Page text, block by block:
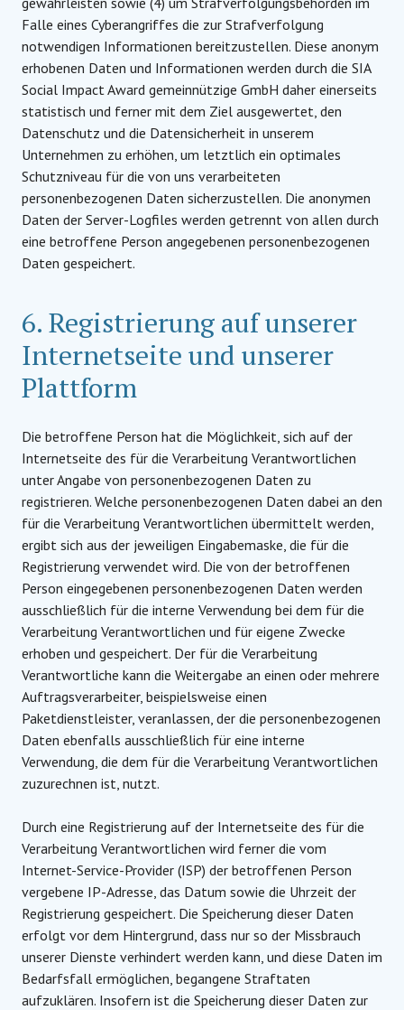
Falle eines Cyberangriffes die zur Strafverfolgung
notwendigen Informationen bereitzustellen. Diese anonym
erhobenen Daten und Informationen werden durch die SIA
Social Impact Award gemeinnützige GmbH daher einerseits
statistisch und ferner mit dem Ziel ausgewertet, den
Datenschutz und die Datensicherheit in unserem
Unternehmen zu erhöhen, um letztlich ein optimales
Schutzniveau für die von uns verarbeiteten
personenbezogenen Daten sicherzustellen. Die anonymen
Daten der Server-Logfiles werden getrennt von allen durch
eine betroffene Person angegebenen personenbezogenen
Daten gespeichert.
6. Registrierung auf unserer
Internetseite und unserer
Plattform
Die betroffene Person hat die Möglichkeit, sich auf der
Internetseite des für die Verarbeitung Verantwortlichen
unter Angabe von personenbezogenen Daten zu
registrieren. Welche personenbezogenen Daten dabei an den
für die Verarbeitung Verantwortlichen übermittelt werden,
ergibt sich aus der jeweiligen Eingabemaske, die für die
Registrierung verwendet wird. Die von der betroffenen
Person eingegebenen personenbezogenen Daten werden
ausschließlich für die interne Verwendung bei dem für die
Verarbeitung Verantwortlichen und für eigene Zwecke
erhoben und gespeichert. Der für die Verarbeitung
Verantwortliche kann die Weitergabe an einen oder mehrere
Auftragsverarbeiter, beispielsweise einen
Paketdienstleister, veranlassen, der die personenbezogenen
Daten ebenfalls ausschließlich für eine interne
Verwendung, die dem für die Verarbeitung Verantwortlichen
zuzurechnen ist, nutzt.
Durch eine Registrierung auf der Internetseite des für die
Verarbeitung Verantwortlichen wird ferner die vom
Internet-Service-Provider (ISP) der betroffenen Person
vergebene IP-Adresse, das Datum sowie die Uhrzeit der
Registrierung gespeichert. Die Speicherung dieser Daten
erfolgt vor dem Hintergrund, dass nur so der Missbrauch
unserer Dienste verhindert werden kann, und diese Daten im
Bedarfsfall ermöglichen, begangene Straftaten
aufzuklären. Insofern ist die Speicherung dieser Daten zur